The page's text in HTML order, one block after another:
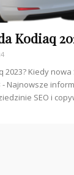
Kodiaq
Kiedy
- Najnowsze
SEO i